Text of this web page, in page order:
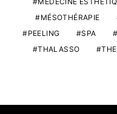
MÉSOTHÉRAPIE
PEELING
SPA
THALASSO